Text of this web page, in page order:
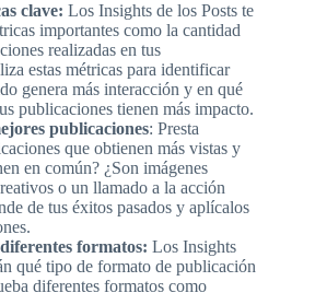
clave: Los Insights de los Posts te
importantes como la cantidad
realizadas en tus
estas métricas para identificar
genera más interacción y en qué
publicaciones tienen más impacto.
publicaciones: Presta
que obtienen más vistas y
en común? ¿Son imágenes
o un llamado a la acción
de tus éxitos pasados y aplícalos
formatos: Los Insights
qué tipo de formato de publicación
diferentes formatos como